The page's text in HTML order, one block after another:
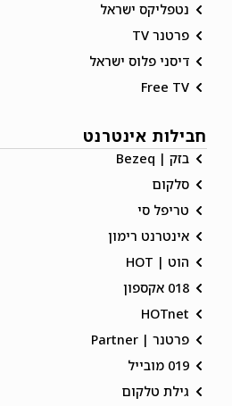
נטפליקס ישראל
פרטנר TV
דיסני פלוס ישראל
Free TV
חבילות אינטרנט
בזק | Bezeq
סלקום
טריפל סי
אינטרנט רימון
הוט | HOT
018 אקספון
HOTnet
פרטנר | Partner
019 מובייל
גילת טלקום